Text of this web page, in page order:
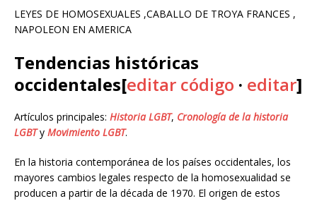
LEYES DE HOMOSEXUALES ,CABALLO DE TROYA FRANCES ,
NAPOLEON EN AMERICA
Tendencias históricas
occidentales[editar código · editar]
Artículos principales: Historia LGBT, Cronología de la historia
LGBTy Movimiento LGBT.
En la historia contemporánea de los países occidentales, los
mayores cambios legales respecto de la homosexualidad se
producen a partir de la década de 1970. El origen de estos